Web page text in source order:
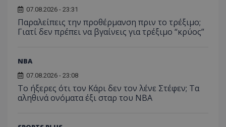
07.08.2026 - 23:31
Παραλείπεις την προθέρμανση πριν το τρέξιμο;
Γιατί δεν πρέπει να βγαίνεις για τρέξιμο “κρύος”
NBA
07.08.2026 - 23:08
Το ήξερες ότι τον Κάρι δεν τον λένε Στέφεν; Τα
αληθινά ονόματα έξι σταρ του NBA